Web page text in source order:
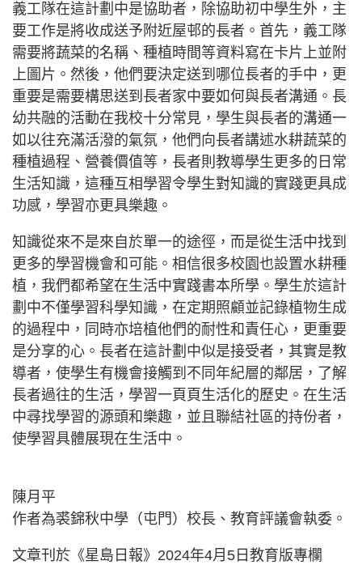
義工隊在這計劃中是協助者，除協助初中學生外，主
要工作是將收成送予附近屋邨的長者。首先，義工隊
需要將蔬菜的名稱、種植時間等資料寫在卡片上並附
上圖片。然後，他們要決定送到哪位長者的手中，更
重要是需要構思送到長者家中要如何與長者溝通。長
幼共融的活動在我校十分常見，學生與長者的溝通一
如以往充滿活潑的氣氛，他們向長者講述水耕蔬菜的
種植過程、營養價值等，長者則教導學生更多的日常
生活知識，這種互相學習令學生對知識的實踐更具成
功感，學習亦更具樂趣。
知識從來不是來自於單一的途徑，而是從生活中找到
更多的學習機會和可能。相信很多校園也設置水耕種
植，我們都希望在生活中實踐書本所學。學生於這計
劃中不僅學習科學知識，在定期照顧並記錄植物生成
的過程中，同時亦培植他們的耐性和責任心，更重要
是分享的心。長者在這計劃中似是接受者，其實是教
導者，使學生有機會接觸到不同年紀層的鄰居，了解
長者過往的生活，學習一頁頁生活化的歷史。在生活
中尋找學習的源頭和樂趣，並且聯結社區的持份者，
使學習具體展現在生活中。
陳月平
作者為裘錦秋中學（屯門）校長、教育評議會執委。
文章刊於《星島日報》2024年4月5日教育版專欄